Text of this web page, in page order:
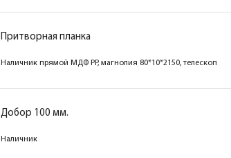
Притворная планка
Наличник прямой МДФ PP, магнолия 80*10*2150, телескоп
Добор 100 мм.
Наличник